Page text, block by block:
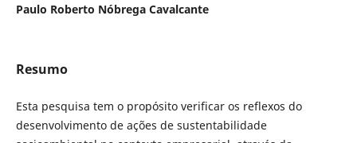
Paulo Roberto Nóbrega Cavalcante
Resumo
Esta pesquisa tem o propósito verificar os reflexos do
desenvolvimento de ações de sustentabilidade